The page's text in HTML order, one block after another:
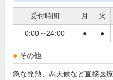
受付時間 月 火
0:00～24:00 ● ●
その他
急な発熱、悪天候など直接医